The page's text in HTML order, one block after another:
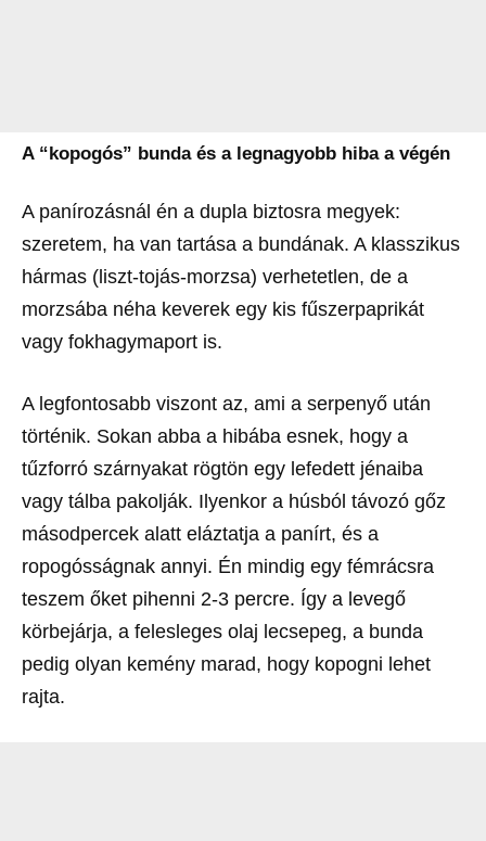
A “kopogós” bunda és a legnagyobb hiba a végén
A panírozásnál én a dupla biztosra megyek:
szeretem, ha van tartása a bundának. A klasszikus
hármas (liszt-tojás-morzsa) verhetetlen, de a
morzsába néha keverek egy kis fűszerpaprikát
vagy fokhagymaport is.
A legfontosabb viszont az, ami a serpenyő után
történik. Sokan abba a hibába esnek, hogy a
tűzforró szárnyakat rögtön egy lefedett jénaiba
vagy tálba pakolják. Ilyenkor a húsból távozó gőz
másodpercek alatt eláztatja a panírt, és a
ropogósságnak annyi. Én mindig egy fémrácsra
teszem őket pihenni 2-3 percre. Így a levegő
körbejárja, a felesleges olaj lecsepeg, a bunda
pedig olyan kemény marad, hogy kopogni lehet
rajta.